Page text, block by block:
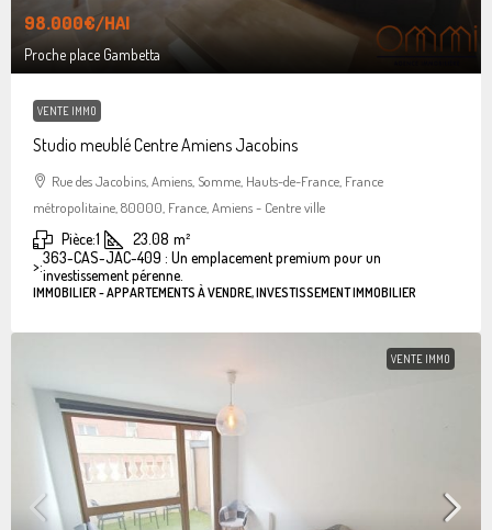
98.000€/HAI
Proche place Gambetta
VENTE IMMO
Studio meublé Centre Amiens Jacobins
Rue des Jacobins, Amiens, Somme, Hauts-de-France, France
métropolitaine, 80000, France, Amiens - Centre ville
Pièce:1 23.08 m²
>:363-CAS-JAC-409 : Un emplacement premium pour un
investissement pérenne.
IMMOBILIER - APPARTEMENTS À VENDRE, INVESTISSEMENT IMMOBILIER
VENTE IMMO